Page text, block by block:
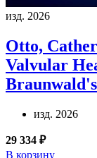
изд. 2026
Otto,
Valvular
изд. 2026
29 334 ₽
В корзину